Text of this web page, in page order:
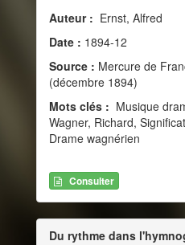
Auteur : Ernst, Alfred
Date : 1894-12
Source : Mercure de
(décembre 1894)
Mots clés : Musique
Wagner, Richard,
Drame wagnérien
Consulter
Du rythme dans